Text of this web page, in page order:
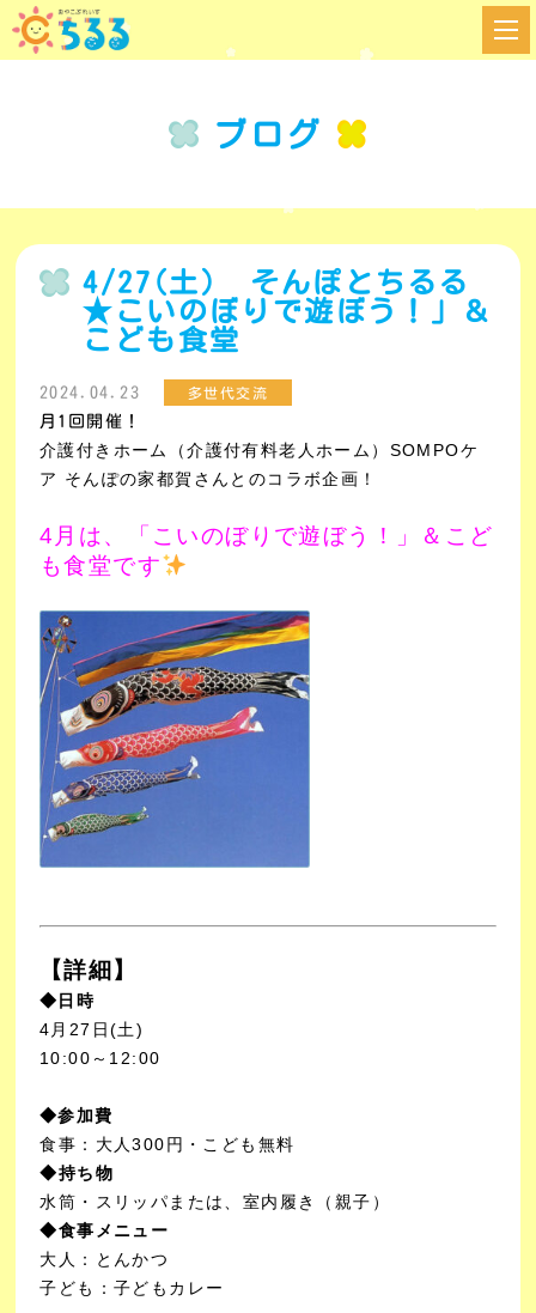
ブログ
4/27(土) そんぽとちるる
★こいのぼりで遊ぼう！」＆
こども食堂
2024.04.23 多世代交流
月1回開催！
介護付きホーム（介護付有料老人ホーム）SOMPOケ
ア そんぽの家都賀さんとのコラボ企画！
4月は、「こいのぼりで遊ぼう！」＆こど
も食堂です
【詳細】
◆日時
4月27日(土)
10:00～12:00
◆参加費
食事：大人300円・こども無料
◆持ち物
水筒・スリッパまたは、室内履き（親子）
◆食事メニュー
大人：
とんかつ
子ども：子どもカレー